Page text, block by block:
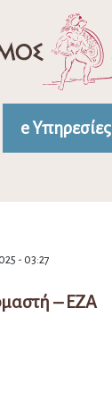
e Υπηρεσίες
- 03:27
– ΕΖΑ